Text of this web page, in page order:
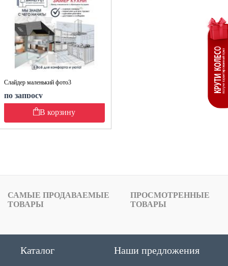
Слайдер маленький фото3
по запросу
В корзину
САМЫЕ ПРОДАВАЕМЫЕ
ТОВАРЫ
ПРОСМОТРЕННЫЕ
ТОВАРЫ
Каталог Наши предложения